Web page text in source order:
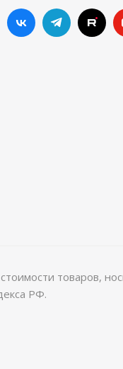
товаров,
РФ.